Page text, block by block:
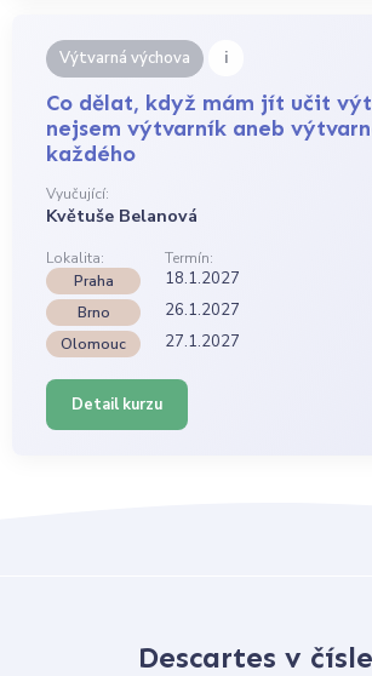
Výtvarná výchova i
Co dělat, když mám jít učit
nejsem výtvarník aneb
každého
Vyučující:
Květuše Belanová
Lokalita:
Termín:
Praha
18.1.2027
Brno 26.1.2027
Olomouc 27.1.2027
Detail kurzu
Descartes v